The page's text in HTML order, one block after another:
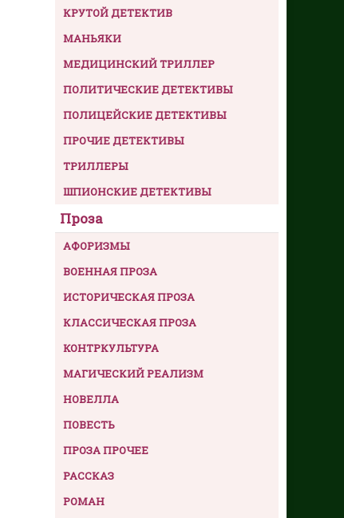
КРУТОЙ ДЕТЕКТИВ
МАНЬЯКИ
МЕДИЦИНСКИЙ ТРИЛЛЕР
ПОЛИТИЧЕСКИЕ ДЕТЕКТИВЫ
ПОЛИЦЕЙСКИЕ ДЕТЕКТИВЫ
ПРОЧИЕ ДЕТЕКТИВЫ
ТРИЛЛЕРЫ
ШПИОНСКИЕ ДЕТЕКТИВЫ
Проза
АФОРИЗМЫ
ВОЕННАЯ ПРОЗА
ИСТОРИЧЕСКАЯ ПРОЗА
КЛАССИЧЕСКАЯ ПРОЗА
КОНТРКУЛЬТУРА
МАГИЧЕСКИЙ РЕАЛИЗМ
НОВЕЛЛА
ПОВЕСТЬ
ПРОЗА ПРОЧЕЕ
РАССКАЗ
РОМАН